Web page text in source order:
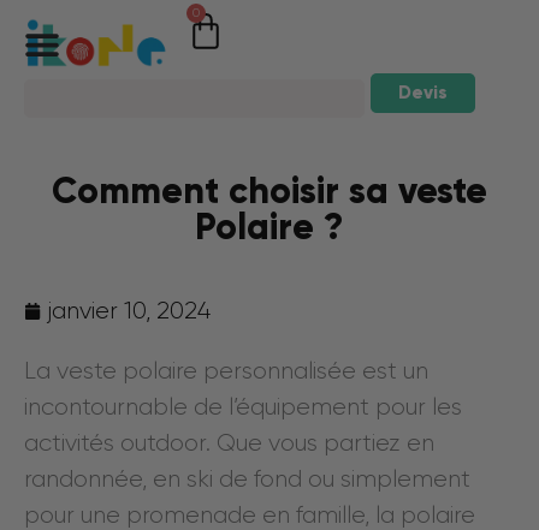
0
Devis
Comment choisir sa veste
Polaire ?
janvier 10, 2024
La veste polaire personnalisée est un
incontournable de l’équipement pour les
activités outdoor. Que vous partiez en
randonnée, en ski de fond ou simplement
pour une promenade en famille, la polaire